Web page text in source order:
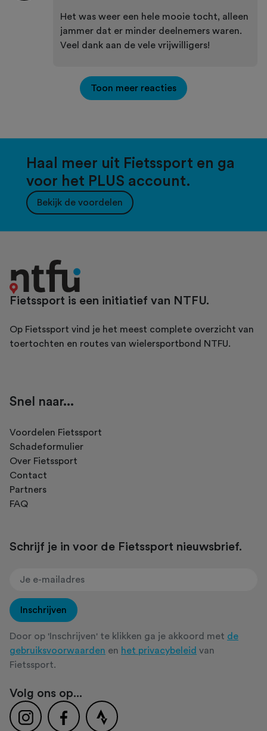
Het was weer een hele mooie tocht, alleen
jammer dat er minder deelnemers waren.
Veel dank aan de vele vrijwilligers!
Toon meer reacties
Haal meer uit Fietssport en ga
voor het PLUS account.
Bekijk de voordelen
Fietssport is een initiatief van NTFU.
Op Fietssport vind je het meest complete overzicht van
toertochten en routes van wielersportbond NTFU.
Snel naar...
Voordelen Fietssport
Schadeformulier
Over Fietssport
Contact
Partners
FAQ
Schrijf je in voor de Fietssport nieuwsbrief.
Inschrijven
Door op 'Inschrijven' te klikken ga je akkoord met de
gebruiksvoorwaarden en het privacybeleid van
Fietssport.
Volg ons op...